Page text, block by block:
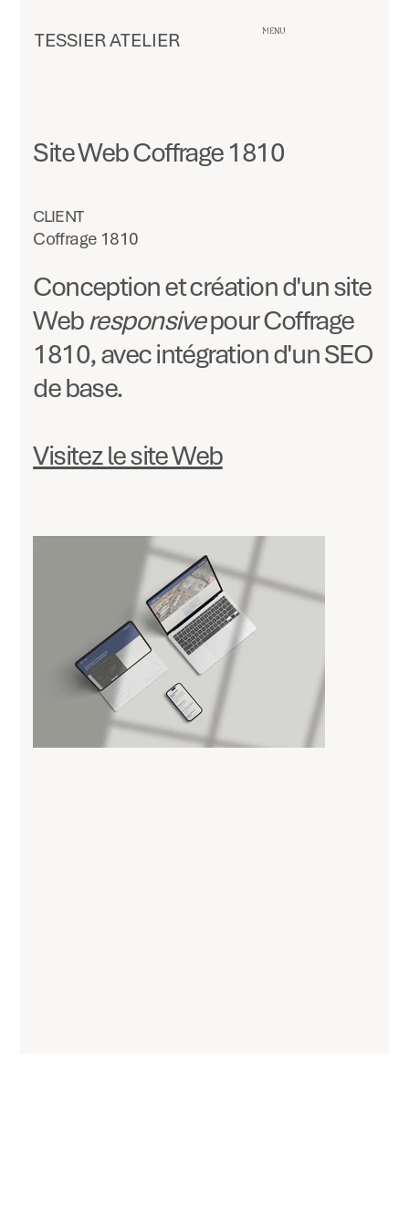
TESSIER ATELIER MENU
Site Web Coffrage 1810
CLIENT
Coffrage 1810
Conception et création d'un site
Webresponsivepour Coffrage
1810, avec intégration d'un SEO
de base.
Visitez le site Web